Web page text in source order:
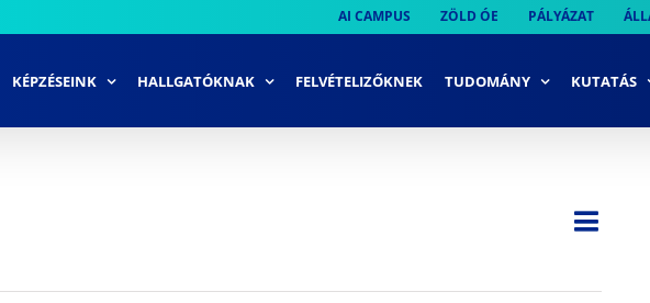
AI CAMPUS ZÖLD ÓE PÁLYÁZAT
KÉPZÉSEINK HALLGATÓKNAK FELVÉTELIZŐKNEK TUDOMÁNY KUTATÁS
Nap